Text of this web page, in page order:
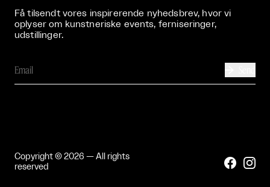
Få tilsendt vores inspirerende nyhedsbrev, hvor vi
oplyser om kunstneriske events, ferniseringer,
udstillinger.
Copyright © 2026 — All rights
reserved
 